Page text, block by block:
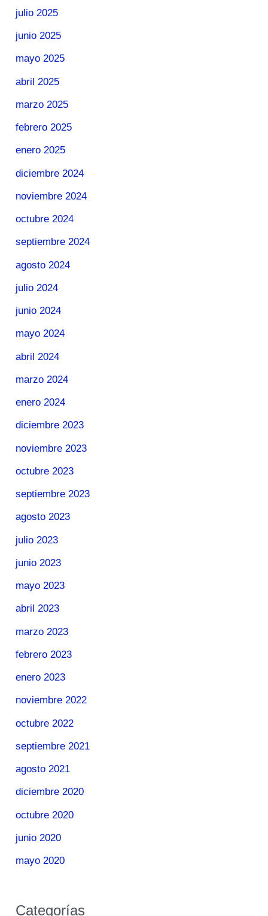
julio 2025
junio 2025
mayo 2025
abril 2025
marzo 2025
febrero 2025
enero 2025
diciembre 2024
noviembre 2024
octubre 2024
septiembre 2024
agosto 2024
julio 2024
junio 2024
mayo 2024
abril 2024
marzo 2024
enero 2024
diciembre 2023
noviembre 2023
octubre 2023
septiembre 2023
agosto 2023
julio 2023
junio 2023
mayo 2023
abril 2023
marzo 2023
febrero 2023
enero 2023
noviembre 2022
octubre 2022
septiembre 2021
agosto 2021
diciembre 2020
octubre 2020
junio 2020
mayo 2020
Categorías